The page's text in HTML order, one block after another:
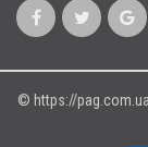
© https://pag.com.ua